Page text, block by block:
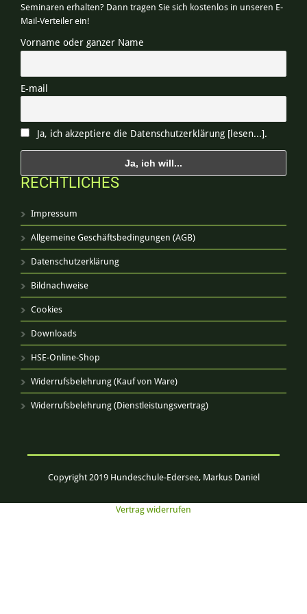
Seminaren erhalten? Dann tragen Sie sich kostenlos in unseren E-
Mail-Verteiler ein!
Vorname oder ganzer Name
E-mail
Ja, ich akzeptiere die Datenschutzerklärung [lesen...].
RECHTLICHES
Impressum
Allgemeine Geschäftsbedingungen (AGB)
Datenschutzerklärung
Bildnachweise
Cookies
Downloads
HSE-Online-Shop
Widerrufsbelehrung (Kauf von Ware)
Widerrufsbelehrung (Dienstleistungsvertrag)
Copyright 2019 Hundeschule-Edersee, Markus Daniel
Vertrag widerrufen